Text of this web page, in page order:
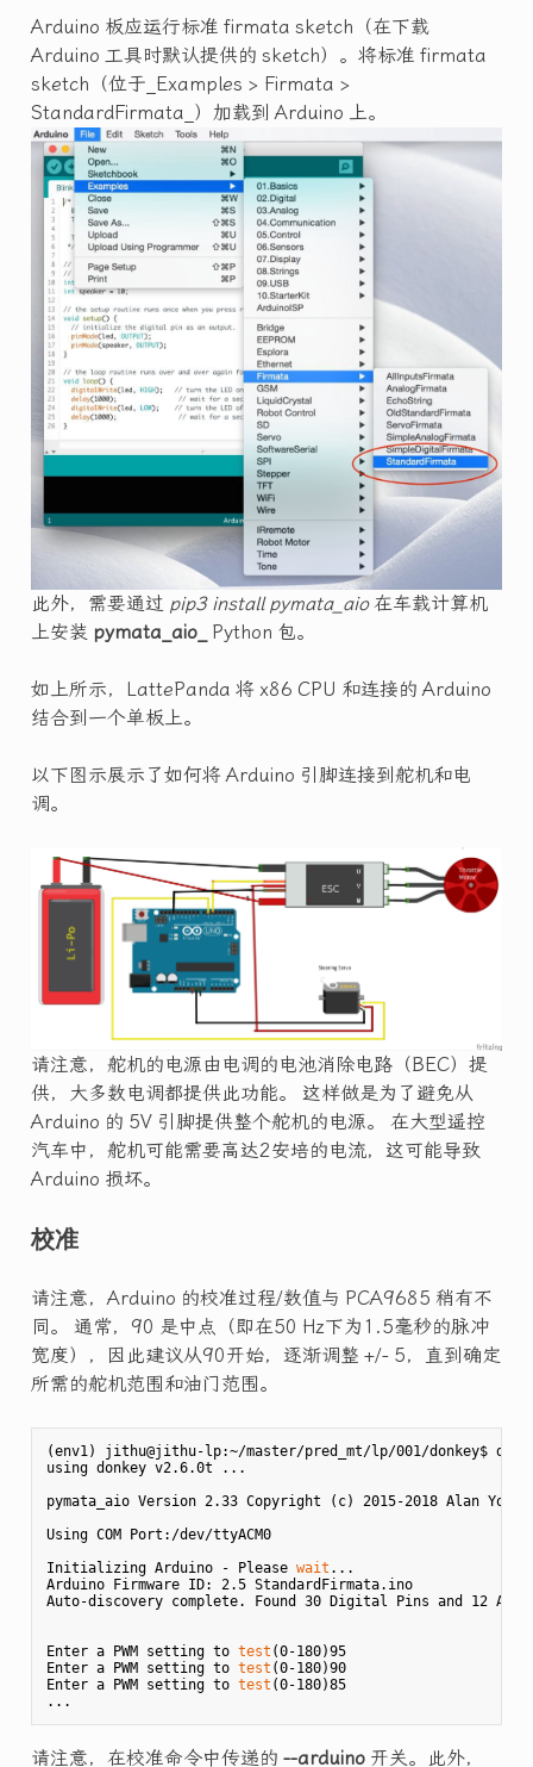
Arduino 板应运行标准 firmata sketch（在下载
Arduino 工具时默认提供的 sketch）。将标准 firmata
sketch（位于_Examples > Firmata >
StandardFirmata_）加载到 Arduino 上。
此外，需要通过 pip3 install pymata_aio在车载计算机
上安装 pymata_aio_ Python 包。
如上所示，LattePanda 将 x86 CPU 和连接的 Arduino
结合到一个单板上。
以下图示展示了如何将 Arduino 引脚连接到舵机和电
调。
请注意，舵机的电源由电调的电池消除电路（BEC）提
供，大多数电调都提供此功能。 这样做是为了避免从
Arduino 的 5V 引脚提供整个舵机的电源。 在大型遥控
汽车中，舵机可能需要高达2安培的电流，这可能导致
Arduino 损坏。
校准
请注意，Arduino 的校准过程/数值与 PCA9685 稍有不
同。 通常，90 是中点（即在50 Hz下为1.5毫秒的脉冲
宽度），因此建议从90开始，逐渐调整 +/- 5，直到确定
所需的舵机范围和油门范围。
(env1) jithu@jithu-lp:~/master/pred_mt/lp/001/donkey$
using donkey v2.6.0t ...
pymata_aio Version 2.33 Copyright (c) 2015-2018 Alan
Using COM Port:/dev/ttyACM0
Initializing Arduino - Please wait ...
Arduino Firmware ID: 2.5 StandardFirmata.ino
Auto-discovery complete. Found 30 Digital Pins and 12
Enter a PWM setting to test (0-180)95
Enter a PWM setting to test (0-180)90
Enter a PWM setting to test (0-180)85
请注意，在校准命令中传递的 --arduino开关。此外，